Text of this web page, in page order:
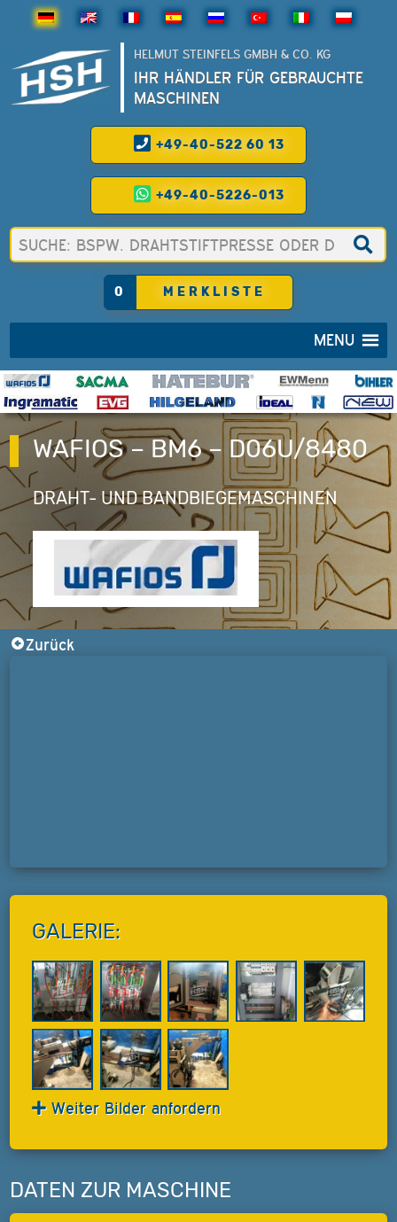
HELMUT STEINFELS GMBH & CO. KG
IHR HÄNDLER FÜR GEBRAUCHTE
MASCHINEN
+49-40-522 60 13
+49-40-5226-013
0 MERKLISTE
MENU
WAFIOS – BM6 – D06U/8480
DRAHT- UND BANDBIEGEMASCHINEN
Zurück
GALERIE:
Weiter Bilder anfordern
DATEN ZUR MASCHINE